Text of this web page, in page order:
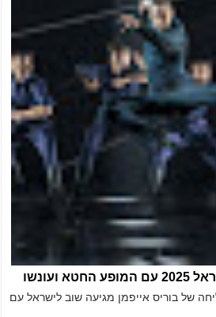
ועונשו
של בוריס אייפמן מגיעה שוב לישראל עם